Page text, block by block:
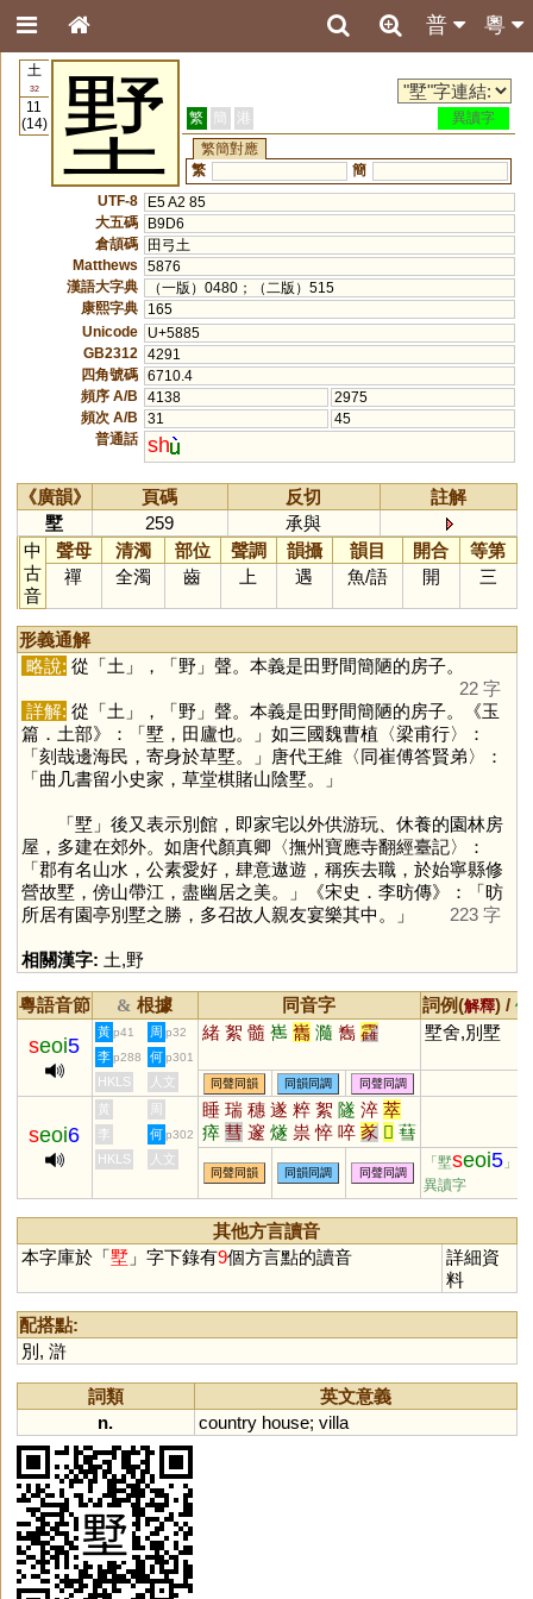
粵
普
土
32
11
(14)
墅 繁 簡 港
異讀字
繁簡對應
繁
簡
UTF-8
E5 A2 85
大五碼
B9D6
倉頡碼
田弓土
Matthews
5876
漢語大字典
（一版）0480；（二版）515
康熙字典
165
Unicode
U+5885
GB2312
4291
四角號碼 6710.4
頻序 A/B
4138
2975
頻次 A/B
31
45
普通話 sh
《廣韻》 頁碼 反切
註解
墅
259
承與
中
古
音
聲母 清濁 部位 聲調 韻攝 韻目 開合
等第
禪
全濁 齒 上 遇 魚/語 開 三
形義通解
略說: 從「 土」，「 野」聲。本義是田野間簡陋的房子。
22 字
詳解: 從「 土」，「 野」聲。本義是田野間簡陋的房子。《玉
篇．土部》：「墅，田廬也。」如三國魏曹植〈梁甫行〉：
「刻哉邊海民，寄身於草墅。」唐代王維〈同崔傅答賢弟〉：
「曲几書留小史家，草堂棋賭山陰墅。」
「 墅」後又表示別館，即家宅以外供游玩、休養的園林房
屋，多建在郊外。如唐代顏真卿〈撫州寶應寺翻經臺記〉：
「郡有名山水，公素愛好，肆意遨遊，稱疾去職，於始寧縣修
營故墅，傍山帶江，盡幽居之美。」《宋史．李昉傳》：「昉
所居有園亭別墅之勝，多召故人親友宴樂其中。」
223 字
相關漢字: 土,野
粵語音節 & 根據 同音字 詞例(解釋) /
seoi5
黃 p41 周 p32 緒 絮 髓 嶲 巂 瀡 雟 靃 墅舍,別墅
李 p288 何 p301
HKLS 人文 同聲同韻 同韻同調 同聲同調
seoi6
黃 周 睡 瑞 穗 遂 粹 絮 隧 淬 萃
瘁 彗 邃 燧 祟 悴 啐 㒸 𤎩 蔧
槥 賥 踤 膵 璲 篲 穟 襚 鏏
檖 娷 旞 檅 禭 鐩 鐆 鏸 睟
焠 誶 繐 繸
李 何 p302
HKLS 人文
同聲同韻 同韻同調 同聲同調
「墅seoi5 」的
異讀字
其他方言讀音
本字庫於「墅」字下錄有9個方言點的讀音
詳細資
料
配搭點:
別 , 滸
詞類
英文意義
n.
country house; villa